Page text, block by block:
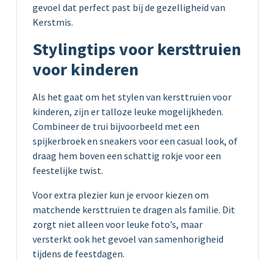
gevoel dat perfect past bij de gezelligheid van
Kerstmis.
Stylingtips voor kersttruien
voor kinderen
Als het gaat om het stylen van kersttruien voor
kinderen, zijn er talloze leuke mogelijkheden.
Combineer de trui bijvoorbeeld met een
spijkerbroek en sneakers voor een casual look, of
draag hem boven een schattig rokje voor een
feestelijke twist.
Voor extra plezier kun je ervoor kiezen om
matchende kersttruien te dragen als familie. Dit
zorgt niet alleen voor leuke foto’s, maar
versterkt ook het gevoel van samenhorigheid
tijdens de feestdagen.